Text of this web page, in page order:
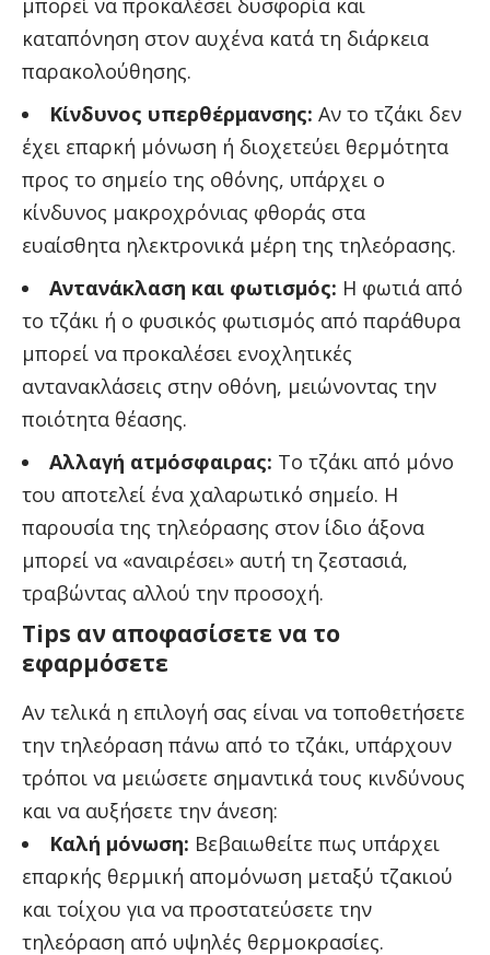
καταπόνηση στον αυχένα κατά τη διάρκεια
παρακολούθησης.
Κίνδυνος υπερθέρμανσης: Αν το τζάκι δεν
έχει επαρκή μόνωση ή διοχετεύει θερμότητα
προς το σημείο της οθόνης, υπάρχει ο
κίνδυνος μακροχρόνιας φθοράς στα
ευαίσθητα ηλεκτρονικά μέρη της τηλεόρασης.
Αντανάκλαση και φωτισμός: Η φωτιά από
το τζάκι ή ο φυσικός φωτισμός από παράθυρα
μπορεί να προκαλέσει ενοχλητικές
αντανακλάσεις στην οθόνη, μειώνοντας την
ποιότητα θέασης.
Αλλαγή ατμόσφαιρας: Το τζάκι από μόνο
του αποτελεί ένα χαλαρωτικό σημείο. Η
παρουσία της τηλεόρασης στον ίδιο άξονα
μπορεί να «αναιρέσει» αυτή τη ζεστασιά,
τραβώντας αλλού την προσοχή.
Tips αν αποφασίσετε να το
εφαρμόσετε
Αν τελικά η επιλογή σας είναι να τοποθετήσετε
την τηλεόραση πάνω από το τζάκι, υπάρχουν
τρόποι να μειώσετε σημαντικά τους κινδύνους
και να αυξήσετε την άνεση:
Καλή μόνωση: Βεβαιωθείτε πως υπάρχει
επαρκής θερμική απομόνωση μεταξύ τζακιού
και τοίχου για να προστατεύσετε την
τηλεόραση από υψηλές θερμοκρασίες.